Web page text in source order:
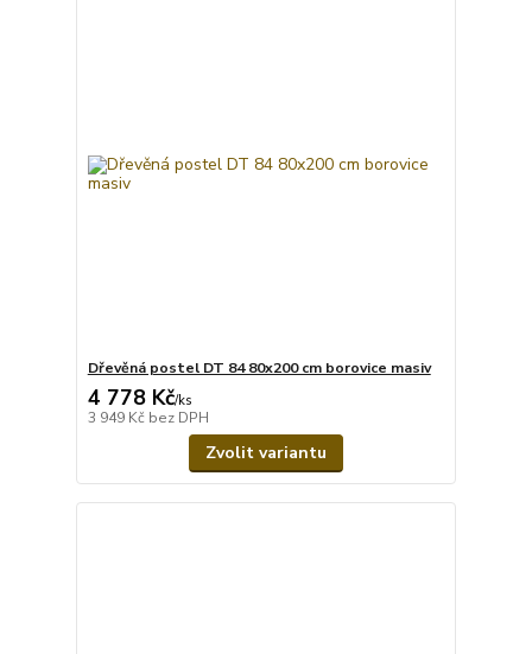
Dřevěná postel DT 84 80x200 cm borovice masiv
4 778 Kč/ks
3 949 Kč bez DPH
Zvolit variantu